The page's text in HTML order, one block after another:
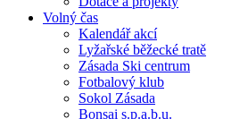
Volný čas
Kalendář akcí
Lyžařské běžecké tratě
Zásada Ski centrum
Fotbalový klub
Sokol Zásada
Bonsai s.p.a.b.u.